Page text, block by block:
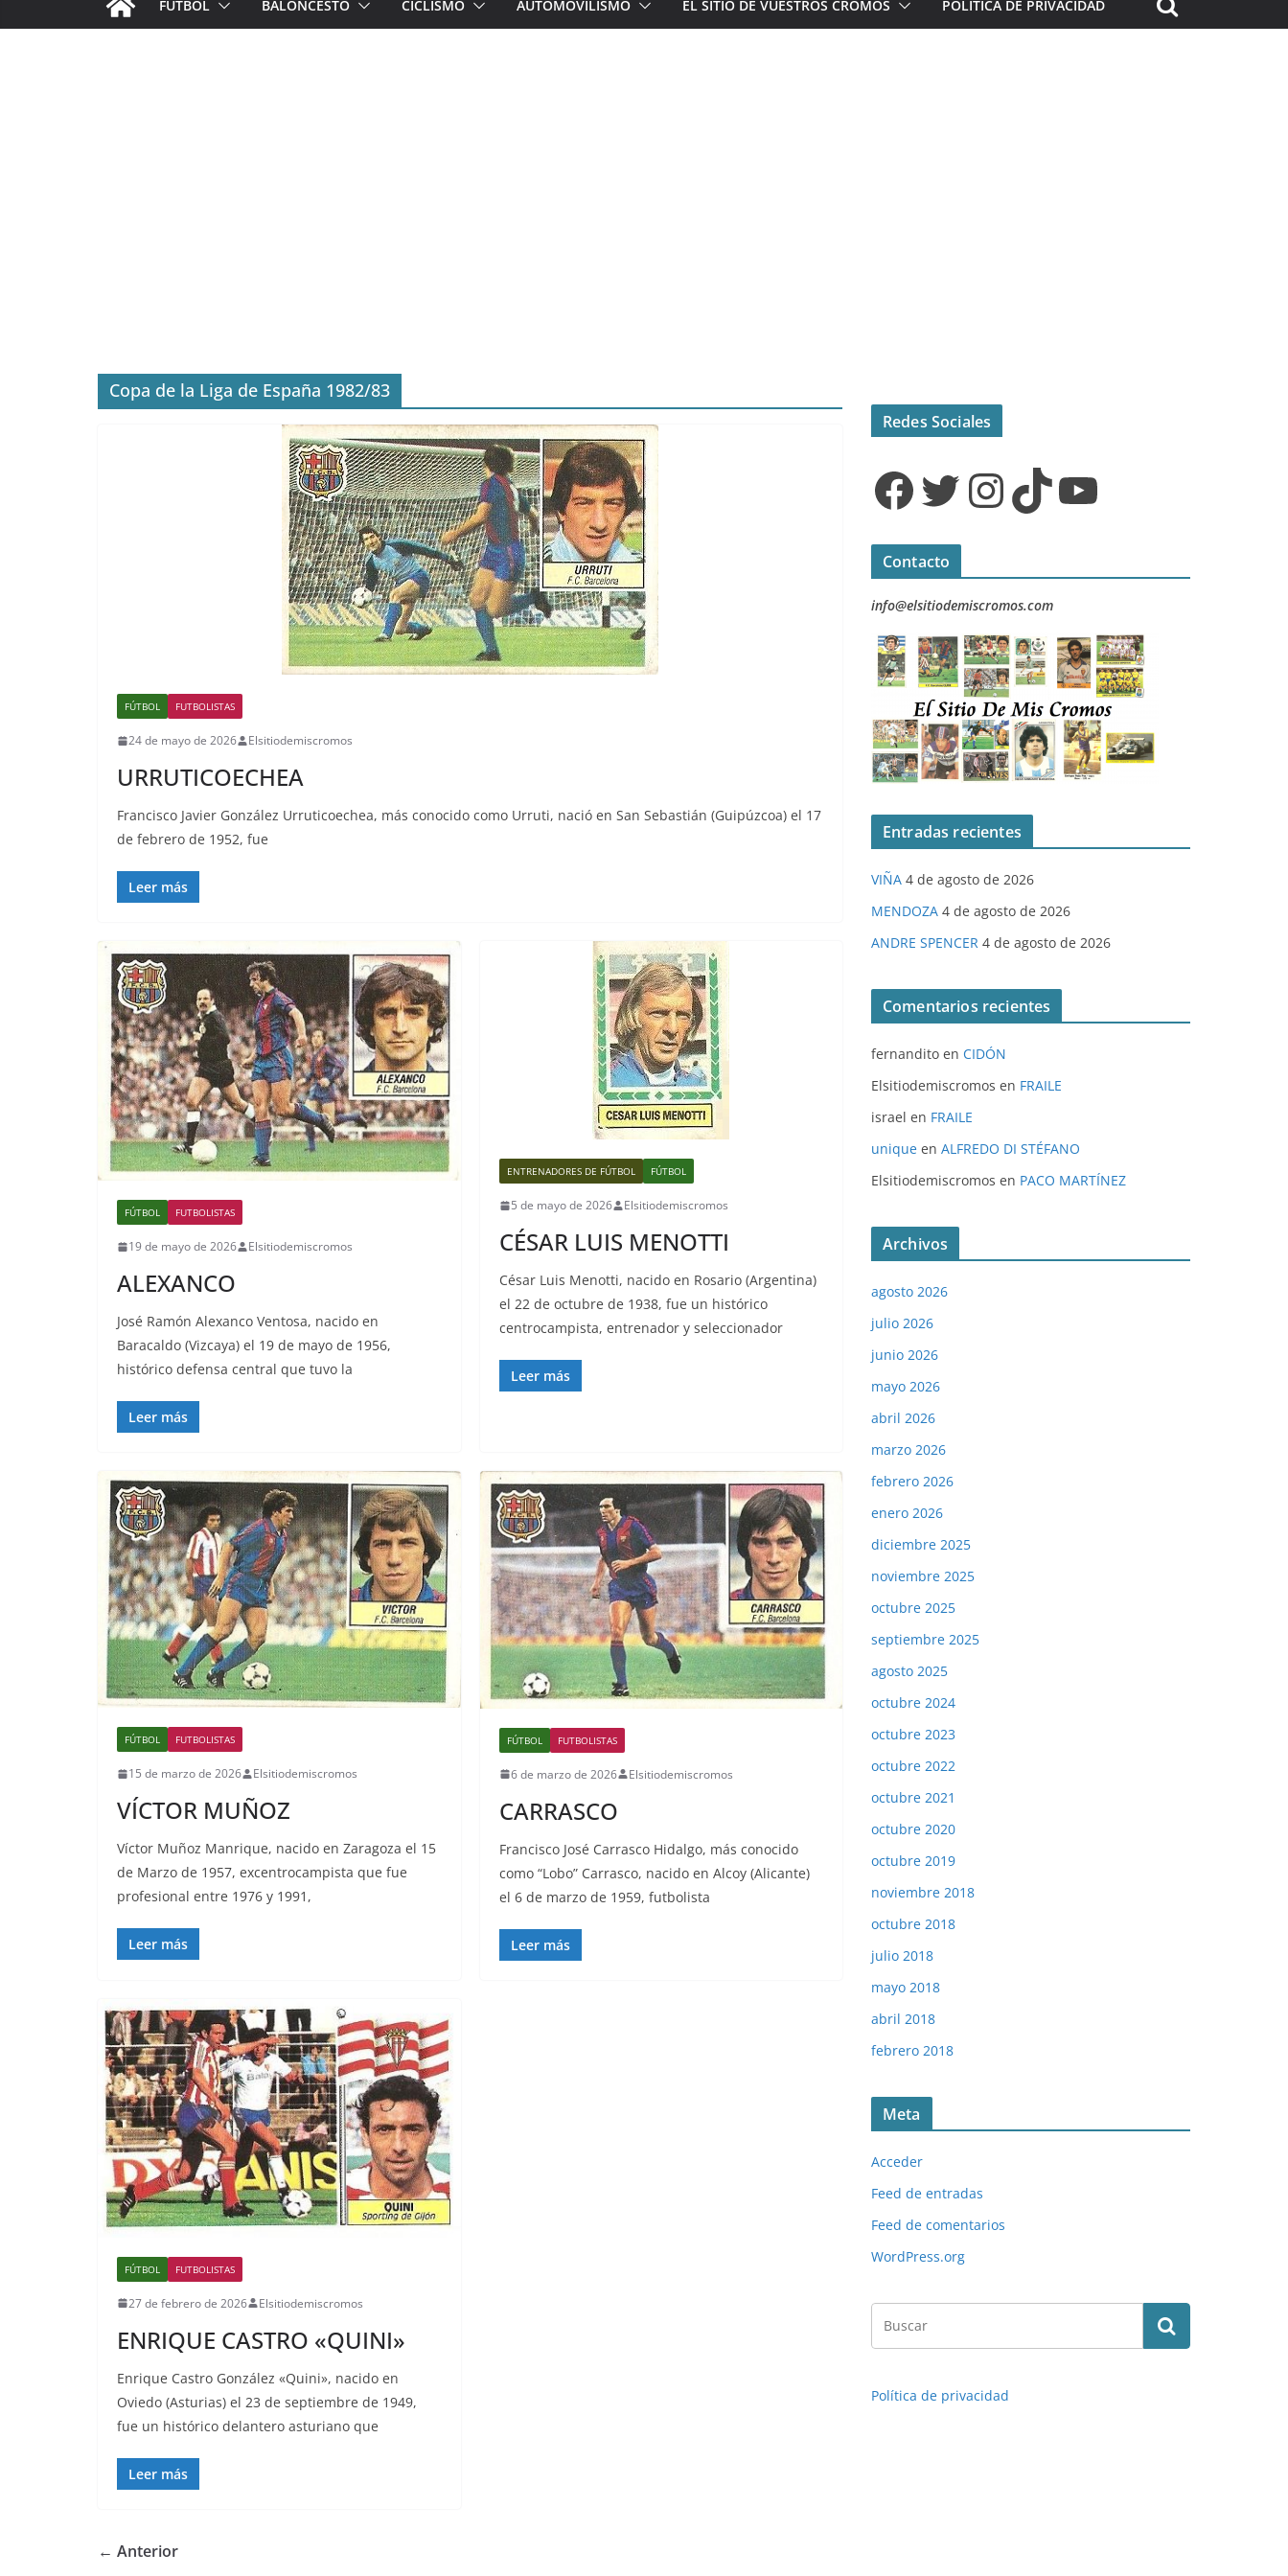
FÚTBOL BALONCESTO CICLISMO AUTOMOVILISMO EL SITIO DE VUESTROS CROMOS POLÍTICA DE PRIVACIDAD
Copa de la Liga de España 1982/83
FÚTBOL FUTBOLISTAS
24 de mayo de 2026 Elsitiodemiscromos
URRUTICOECHEA
Francisco Javier González Urruticoechea, más conocido como Urruti, nació en San Sebastián (Guipúzcoa) el 17
de febrero de 1952, fue
Leer más
FÚTBOL FUTBOLISTAS
19 de mayo de 2026 Elsitiodemiscromos
ALEXANCO
José Ramón Alexanco Ventosa, nacido en
Baracaldo (Vizcaya) el 19 de mayo de 1956,
histórico defensa central que tuvo la
Leer más
ENTRENADORES DE FÚTBOL FÚTBOL
5 de mayo de 2026 Elsitiodemiscromos
CÉSAR LUIS MENOTTI
César Luis Menotti, nacido en Rosario (Argentina)
el 22 de octubre de 1938, fue un histórico
centrocampista, entrenador y seleccionador
Leer más
FÚTBOL FUTBOLISTAS
15 de marzo de 2026 Elsitiodemiscromos
VÍCTOR MUÑOZ
Víctor Muñoz Manrique, nacido en Zaragoza el 15
de Marzo de 1957, excentrocampista que fue
profesional entre 1976 y 1991,
Leer más
FÚTBOL FUTBOLISTAS
6 de marzo de 2026 Elsitiodemiscromos
CARRASCO
Francisco José Carrasco Hidalgo, más conocido
como “Lobo” Carrasco, nacido en Alcoy (Alicante)
el 6 de marzo de 1959, futbolista
Leer más
FÚTBOL FUTBOLISTAS
27 de febrero de 2026 Elsitiodemiscromos
ENRIQUE CASTRO «QUINI»
Enrique Castro González «Quini», nacido en
Oviedo (Asturias) el 23 de septiembre de 1949,
fue un histórico delantero asturiano que
Leer más
← Anterior
Redes Sociales
Facebook Twitter InstagramTikTok YouTube
Contacto
info@elsitiodemiscromos.com
Entradas recientes
VIÑA 4 de agosto de 2026
MENDOZA 4 de agosto de 2026
ANDRE SPENCER 4 de agosto de 2026
Comentarios recientes
fernandito en CIDÓN
Elsitiodemiscromos en FRAILE
israel en FRAILE
unique en ALFREDO DI STÉFANO
Elsitiodemiscromos en PACO MARTÍNEZ
Archivos
agosto 2026
julio 2026
junio 2026
mayo 2026
abril 2026
marzo 2026
febrero 2026
enero 2026
diciembre 2025
noviembre 2025
octubre 2025
septiembre 2025
agosto 2025
octubre 2024
octubre 2023
octubre 2022
octubre 2021
octubre 2020
octubre 2019
noviembre 2018
octubre 2018
julio 2018
mayo 2018
abril 2018
febrero 2018
Meta
Acceder
Feed de entradas
Feed de comentarios
WordPress.org
Política de privacidad